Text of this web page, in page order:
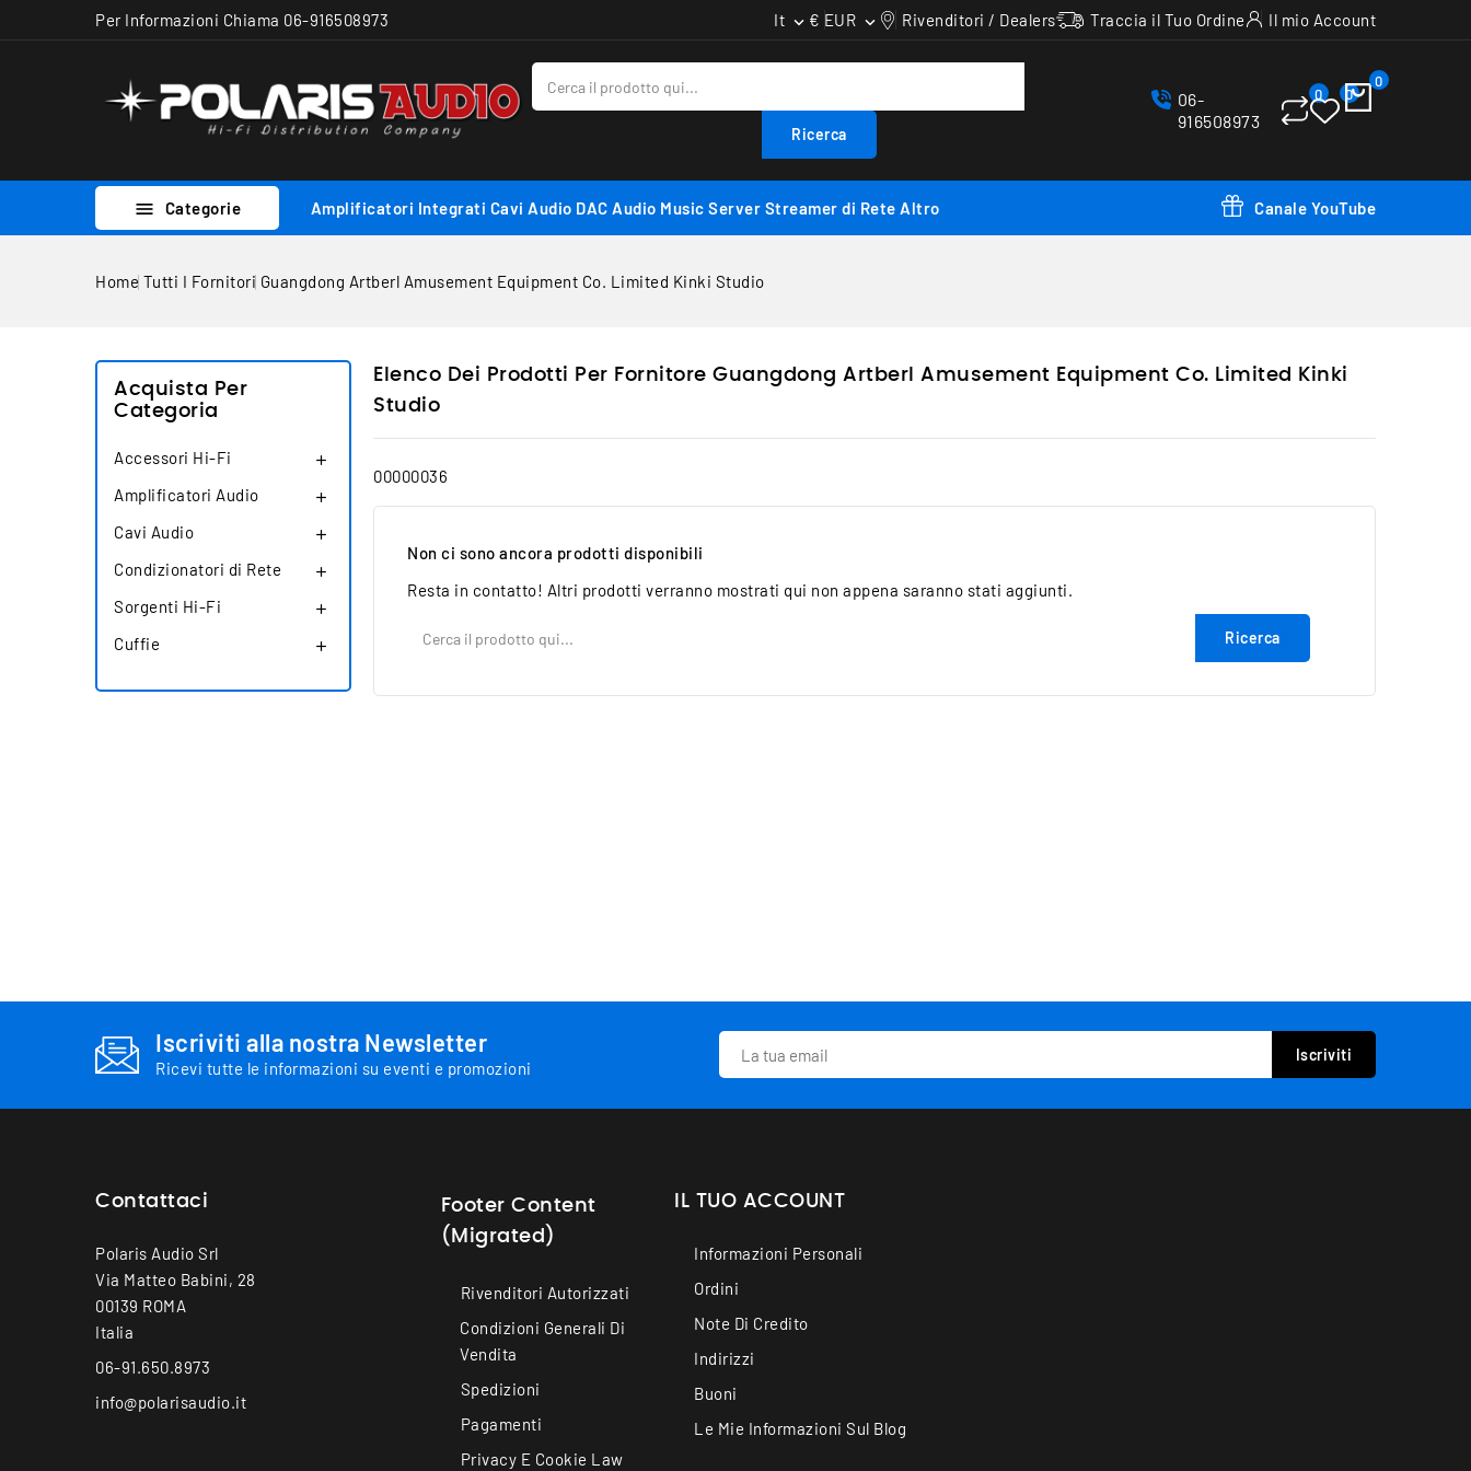
Per Informazioni Chiama 06-916508973 It  € EUR  Rivenditori / Dealers Traccia il Tuo Ordine Il mio Account
Ricerca
06-
916508973
0 0
0
 Categorie Amplificatori Integrati Cavi Audio DAC Audio Music Server Streamer di Rete Altro Canale YouTube
Home Tutti I Fornitori Guangdong Artberl Amusement Equipment Co. Limited Kinki Studio
Acquista Per
Categoria
Accessori Hi-Fi 
Amplificatori Audio 
Cavi Audio 
Condizionatori di Rete 
Sorgenti Hi-Fi 
Cuffie 
Elenco Dei Prodotti Per Fornitore Guangdong Artberl Amusement Equipment Co. Limited Kinki
Studio
00000036
Non ci sono ancora prodotti disponibili
Resta in contatto! Altri prodotti verranno mostrati qui non appena saranno stati aggiunti.
Ricerca
Iscriviti alla nostra Newsletter
Ricevi tutte le informazioni su eventi e promozioni
Contattaci
Polaris Audio Srl
Via Matteo Babini, 28
00139 ROMA
Italia
06-91.650.8973
info@polarisaudio.it
Footer Content
(Migrated)
Rivenditori Autorizzati
Condizioni Generali Di
Vendita
Spedizioni
Pagamenti
Privacy E Cookie Law
IL TUO ACCOUNT
Informazioni Personali
Ordini
Note Di Credito
Indirizzi
Buoni
Le Mie Informazioni Sul Blog